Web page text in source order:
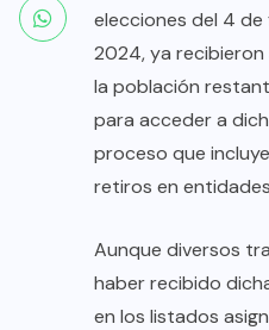
elecciones del 4
2024, ya recibieron
la población
para acceder a
proceso que
retiros en
Aunque diversos
haber recibido
en los listados